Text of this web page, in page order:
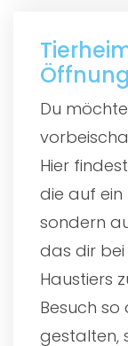
Du
Hier
die auf ein
sondern
das dir
Haustiers
Besuch
gestalten,